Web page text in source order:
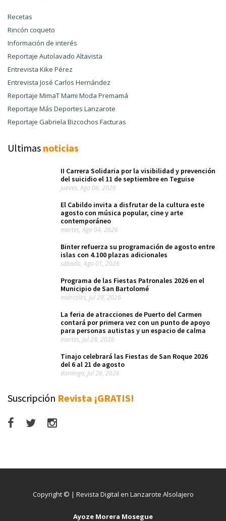
Recetas
Rincón coqueto
Información de interés
Reportaje Autolavado Altavista
Entrevista Kike Pérez
Entrevista José Carlos Hernández
Reportaje MimaT Mami Moda Premamá
Reportaje Más Deportes Lanzarote
Reportaje Gabriela Bizcochos Facturas
Ultimas noticias
II Carrera Solidaria por la visibilidad y prevención
del suicidio el 11 de septiembre en Teguise
jueves, Ago 06, 2026
El Cabildo invita a disfrutar de la cultura este
agosto con música popular, cine y arte
contemporáneo
martes, Ago 04, 2026
Binter refuerza su programación de agosto entre
islas con 4.100 plazas adicionales
sábado, Ago 01, 2026
Programa de las Fiestas Patronales 2026 en el
Municipio de San Bartolomé
miércoles, Jul 29, 2026
La feria de atracciones de Puerto del Carmen
contará por primera vez con un punto de apoyo
para personas autistas y un espacio de calma
martes, Jul 28, 2026
Tinajo celebrará las Fiestas de San Roque 2026
del 6 al 21 de agosto
domingo, Jul 26, 2026
Suscripción Revista ¡GRATIS!
Copyright © | Revista Digital en Lanzarote Alsolajero
Ayoze Morera Mosegue